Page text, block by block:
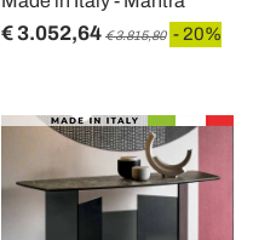
€ 3.052,64 € 3.815,80 - 20%